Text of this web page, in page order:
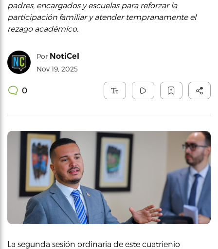
padres, encargados y escuelas para reforzar la
participación familiar y atender tempranamente el
rezago académico.
Por NotiCel
Nov 19, 2025
0
La segunda sesión ordinaria de este cuatrienio